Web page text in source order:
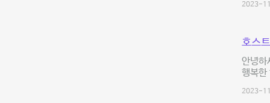
2023-
호스
안녕하
행복
2023-